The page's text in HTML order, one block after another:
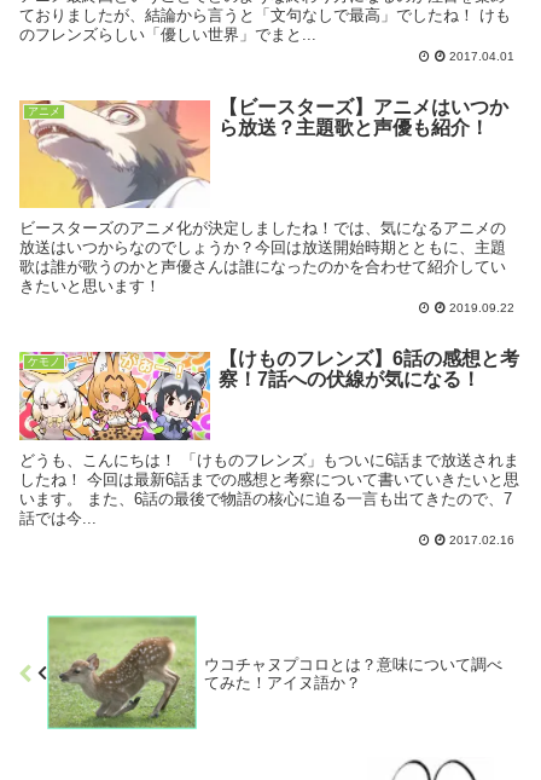
ておりましたが、結論から言うと「文句なしで最高」でしたね！ けも
のフレンズらしい「優しい世界」でまと...
2017.04.01
アニメ
【ビースターズ】アニメはいつか
ら放送？主題歌と声優も紹介！
ビースターズのアニメ化が決定しましたね！では、気になるアニメの
放送はいつからなのでしょうか？今回は放送開始時期とともに、主題
歌は誰が歌うのかと声優さんは誰になったのかを合わせて紹介してい
きたいと思います！
2019.09.22
ケモノ
【けものフレンズ】6話の感想と考
察！7話への伏線が気になる！
どうも、こんにちは！ 「けものフレンズ」もついに6話まで放送されま
したね！ 今回は最新6話までの感想と考察について書いていきたいと思
います。 また、6話の最後で物語の核心に迫る一言も出てきたので、7
話では今...
2017.02.16
ウコチャヌプコロとは？意味について調べ
てみた！アイヌ語か？